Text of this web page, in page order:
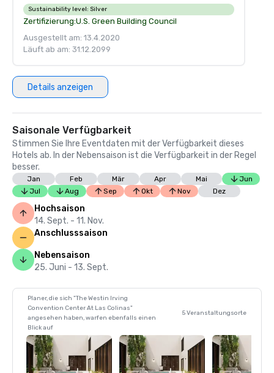
Sustainability level: Silver
Zertifizierung:U.S. Green Building Council
Ausgestellt am: 13.4.2020
Läuft ab am: 31.12.2099
Details anzeigen
Saisonale Verfügbarkeit
Stimmen Sie Ihre Eventdaten mit der Verfügbarkeit dieses
Hotels ab. In der Nebensaison ist die Verfügbarkeit in der Regel
besser.
Jan Feb Mär Apr Mai
Jun
Jul
Aug Sep Okt Nov Dez
Hochsaison
14. Sept. - 11. Nov.
Anschlusssaison
Nebensaison
25. Juni - 13. Sept.
Planer, die sich "The Westin Irving
Convention Center At Las Colinas"
angesehen haben, warfen ebenfalls einen
Blick auf
5 Veranstaltungsorte